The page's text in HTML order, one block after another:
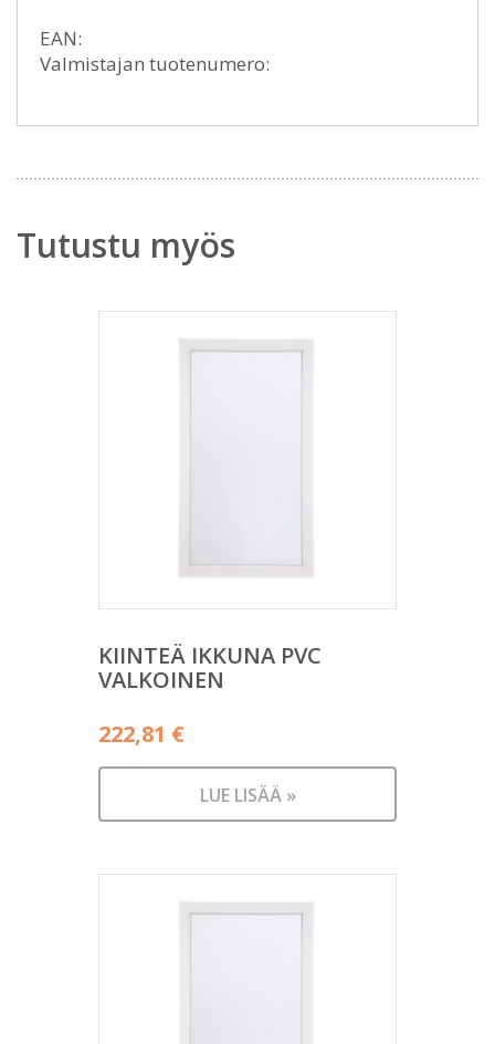
EAN:
Valmistajan tuotenumero:
Tutustu myös
KIINTEÄ IKKUNA PVC
VALKOINEN
222,81 €
LUE LISÄÄ »